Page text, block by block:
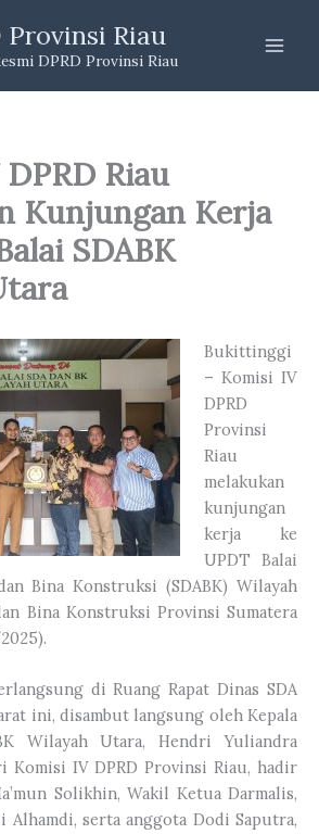
Provinsi Riau
DPRD Provinsi Riau
Riau
Kunjungan Kerja
SDABK
Bukittinggi
– Komisi IV
DPRD
Provinsi
Riau
melakukan
kunjungan
kerja ke
UPDT Balai
Bina Konstruksi (SDABK) Wilayah
Bina Konstruksi Provinsi Sumatera
di Ruang Rapat Dinas SDA
ini, disambut langsung oleh Kepala
Wilayah Utara, Hendri Yuliandra
Komisi IV DPRD Provinsi Riau, hadir
Solikhin, Wakil Ketua Darmalis,
Alhamdi, serta anggota Dodi Saputra,